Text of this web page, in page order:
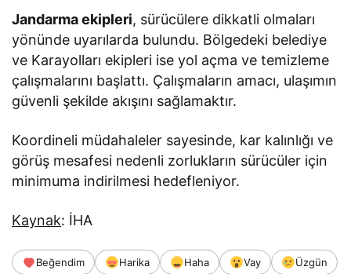
Jandarma ekipleri, sürücülere dikkatli olmaları
yönünde uyarılarda bulundu. Bölgedeki belediye
ve Karayolları ekipleri ise yol açma ve temizleme
çalışmalarını başlattı. Çalışmaların amacı, ulaşımın
güvenli şekilde akışını sağlamaktır.
Koordineli müdahaleler sayesinde, kar kalınlığı ve
görüş mesafesi nedenli zorlukların sürücüler için
minimuma indirilmesi hedefleniyor.
Kaynak: İHA
Beğendim Harika Haha Vay
Üzgün